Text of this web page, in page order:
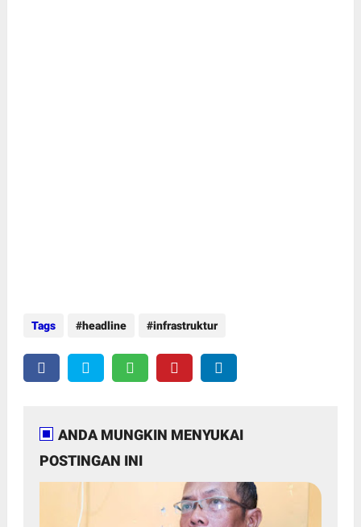
Tags headline infrastruktur
ANDA MUNGKIN MENYUKAI
POSTINGAN INI